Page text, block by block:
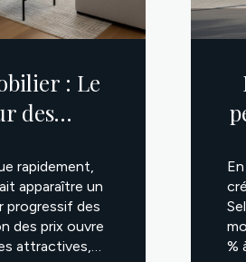
: Le
des
rapidement,
apparaître un
progressif des
des prix ouvre
attractives,
%